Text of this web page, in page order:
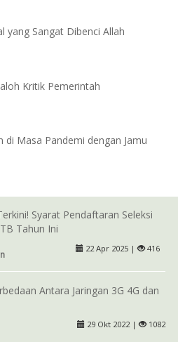
yang Sangat Dibenci Allah
Kritik Pemerintah
di Masa Pandemi dengan Jamu
Syarat Pendaftaran Seleksi
Tahun Ini
22 Apr 2025 | 416
Antara Jaringan 3G 4G dan
29 Okt 2022 | 1082